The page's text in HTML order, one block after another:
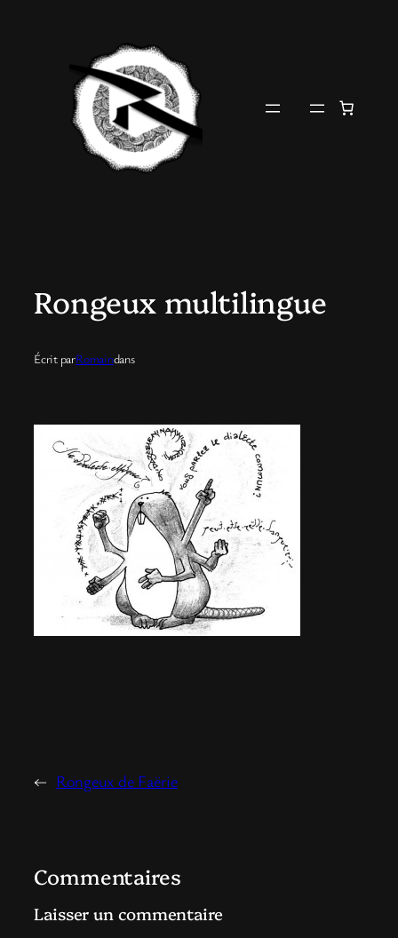
Rongeux multilingue
Écrit parRomaindans
← Rongeux de Faërie
Commentaires
Laisser un commentaire